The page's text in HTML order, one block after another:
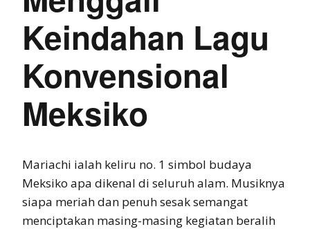
Keindahan Lagu
Konvensional
Meksiko
Mariachi ialah keliru no. 1 simbol budaya
Meksiko apa dikenal di seluruh alam. Musiknya
siapa meriah dan penuh sesak semangat
menciptakan masing-masing kegiatan beralih